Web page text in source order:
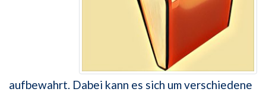
aufbewahrt. Dabei kann es sich um verschiedene